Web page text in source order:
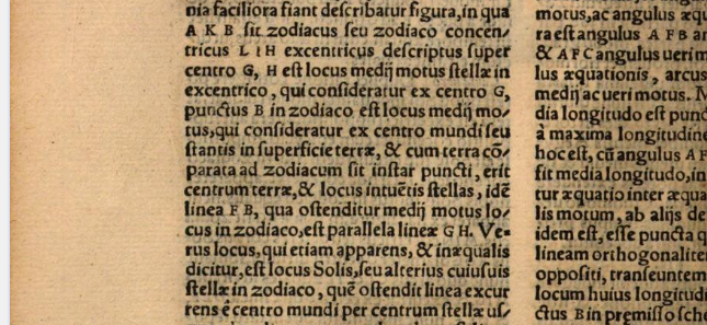
betaGlossary
Resources
Licenses· FAQ·Contact·
Impressum ·Privacy· 2013
Print 🖨